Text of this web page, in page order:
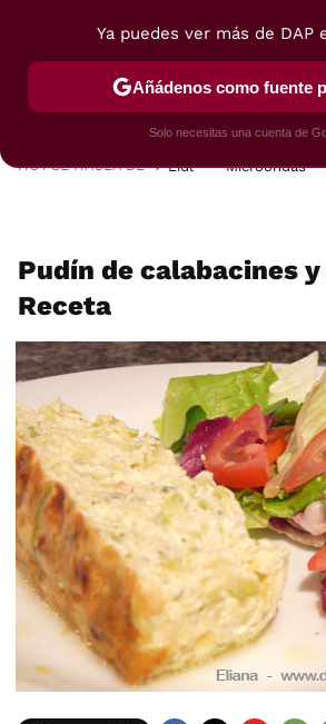
POSTRES VIAJES SELECCIÓN
HOY SE HABLA DE Lidl Microondas
Pudín de calabacines
Receta
Ya puedes ver más de DAP
Añádenos como fuente
Solo necesitas una cuenta de